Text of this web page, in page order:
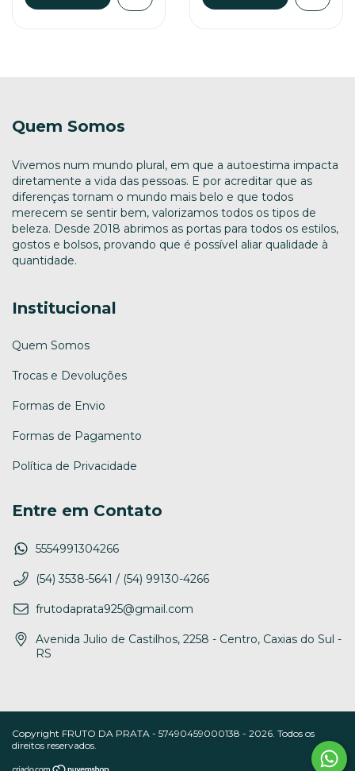
Quem Somos
Vivemos num mundo plural, em que a autoestima impacta
diretamente a vida das pessoas. E por acreditar que as
diferenças tornam o mundo mais belo e que todos
merecem se sentir bem, valorizamos todos os tipos de
beleza. Desde 2018 abrimos as portas para todos os estilos,
gostos e bolsos, provando que é possível aliar qualidade à
quantidade.
Institucional
Quem Somos
Trocas e Devoluções
Formas de Envio
Formas de Pagamento
Política de Privacidade
Entre em Contato
5554991304266
(54) 3538-5641 / (54) 99130-4266
frutodaprata925@gmail.com
Avenida Julio de Castilhos, 2258 - Centro, Caxias do Sul -
RS
Copyright FRUTO DA PRATA - 57490459000138 - 2026. Todos os
direitos reservados.